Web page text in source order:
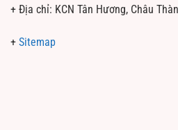
+ Địa chỉ: KCN Tân Hương, Châu
+ Sitemap